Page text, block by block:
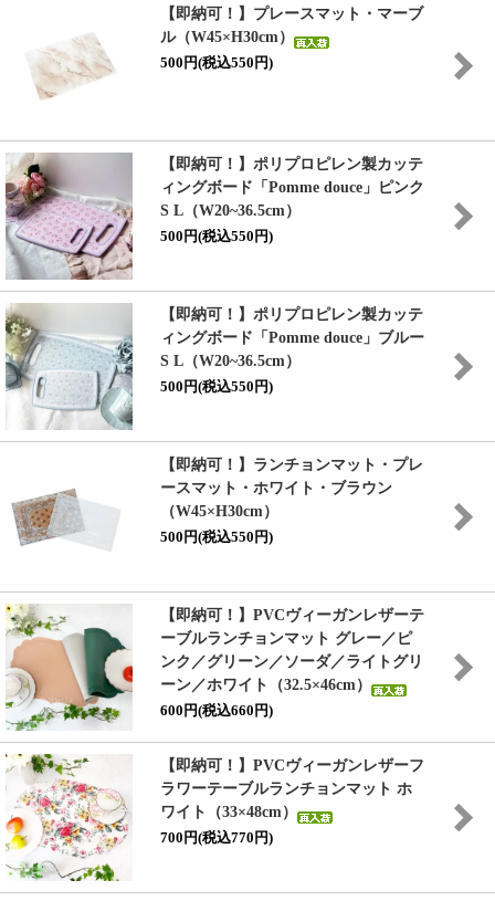
【即納可！】プレースマット・マーブ
ル（W45×H30cm）
500円(税込550円)
【即納可！】ポリプロピレン製カッテ
ィングボード「Pomme douce」ピンク
S L（W20~36.5cm）
500円(税込550円)
【即納可！】ポリプロピレン製カッテ
ィングボード「Pomme douce」ブルー
S L（W20~36.5cm）
500円(税込550円)
【即納可！】ランチョンマット・プレ
ースマット・ホワイト・ブラウン
（W45×H30cm）
500円(税込550円)
【即納可！】PVCヴィーガンレザーテ
ーブルランチョンマット グレー／ピ
ンク／グリーン／ソーダ／ライトグリ
ーン／ホワイト（32.5×46cm）
600円(税込660円)
【即納可！】PVCヴィーガンレザーフ
ラワーテーブルランチョンマット ホ
ワイト（33×48cm）
700円(税込770円)